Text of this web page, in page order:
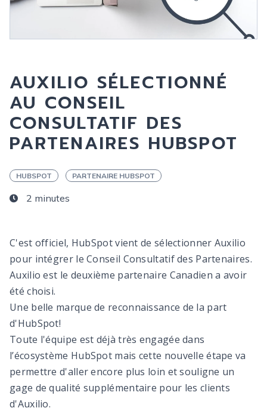
AUXILIO SÉLECTIONNÉ
AU CONSEIL
CONSULTATIF DES
PARTENAIRES HUBSPOT
HUBSPOT PARTENAIRE HUBSPOT
2 minutes
C'est officiel, HubSpot vient de sélectionner Auxilio
pour intégrer le Conseil Consultatif des Partenaires.
Auxilio est le deuxième partenaire Canadien a avoir
été choisi.
Une belle marque de reconnaissance de la part
d'HubSpot!
Toute l'équipe est déjà très engagée dans
l’écosystème HubSpot mais cette nouvelle étape va
permettre d'aller encore plus loin et souligne un
gage de qualité supplémentaire pour les clients
d'Auxilio.